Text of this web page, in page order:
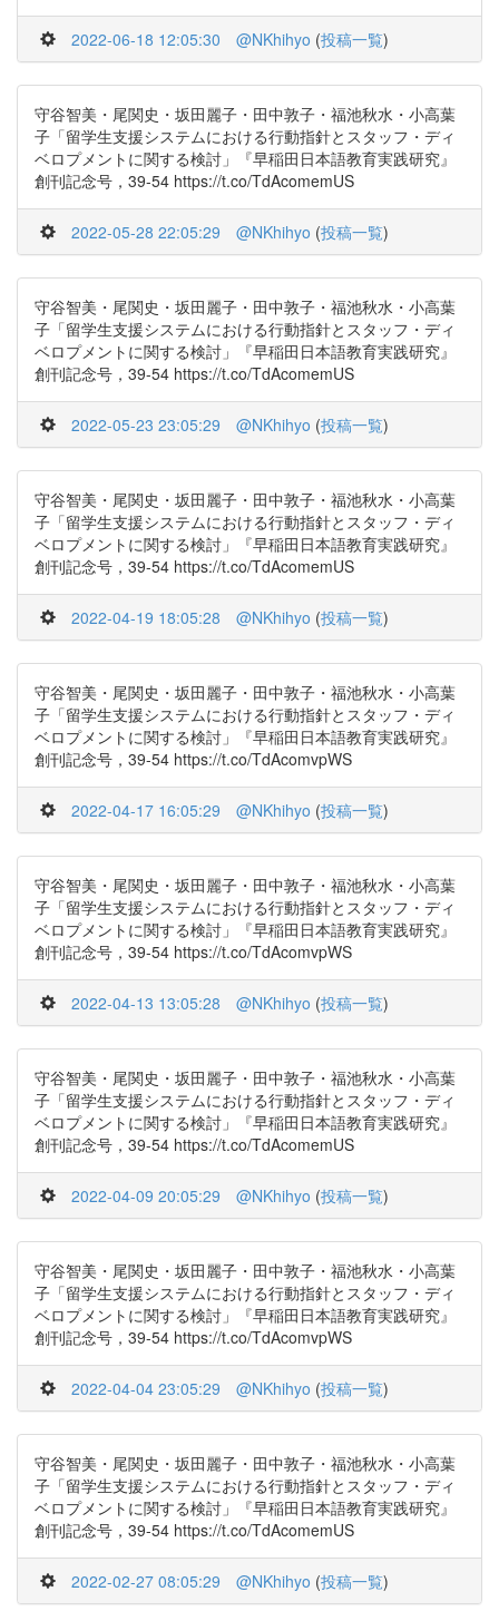
2022-06-18 12:05:30 @NKhihyo (投稿一覧)
守谷智美・尾関史・坂田麗子・田中敦子・福池秋水・小高葉
子「留学生支援システムにおける行動指針とスタッフ・ディ
ベロプメントに関する検討」『早稲田日本語教育実践研究』
創刊記念号，39-54 https://t.co/TdAcomemUS
2022-05-28 22:05:29 @NKhihyo (投稿一覧)
守谷智美・尾関史・坂田麗子・田中敦子・福池秋水・小高葉
子「留学生支援システムにおける行動指針とスタッフ・ディ
ベロプメントに関する検討」『早稲田日本語教育実践研究』
創刊記念号，39-54 https://t.co/TdAcomemUS
2022-05-23 23:05:29 @NKhihyo (投稿一覧)
守谷智美・尾関史・坂田麗子・田中敦子・福池秋水・小高葉
子「留学生支援システムにおける行動指針とスタッフ・ディ
ベロプメントに関する検討」『早稲田日本語教育実践研究』
創刊記念号，39-54 https://t.co/TdAcomemUS
2022-04-19 18:05:28 @NKhihyo (投稿一覧)
守谷智美・尾関史・坂田麗子・田中敦子・福池秋水・小高葉
子「留学生支援システムにおける行動指針とスタッフ・ディ
ベロプメントに関する検討」『早稲田日本語教育実践研究』
創刊記念号，39-54 https://t.co/TdAcomvpWS
2022-04-17 16:05:29 @NKhihyo (投稿一覧)
守谷智美・尾関史・坂田麗子・田中敦子・福池秋水・小高葉
子「留学生支援システムにおける行動指針とスタッフ・ディ
ベロプメントに関する検討」『早稲田日本語教育実践研究』
創刊記念号，39-54 https://t.co/TdAcomvpWS
2022-04-13 13:05:28 @NKhihyo (投稿一覧)
守谷智美・尾関史・坂田麗子・田中敦子・福池秋水・小高葉
子「留学生支援システムにおける行動指針とスタッフ・ディ
ベロプメントに関する検討」『早稲田日本語教育実践研究』
創刊記念号，39-54 https://t.co/TdAcomemUS
2022-04-09 20:05:29 @NKhihyo (投稿一覧)
守谷智美・尾関史・坂田麗子・田中敦子・福池秋水・小高葉
子「留学生支援システムにおける行動指針とスタッフ・ディ
ベロプメントに関する検討」『早稲田日本語教育実践研究』
創刊記念号，39-54 https://t.co/TdAcomvpWS
2022-04-04 23:05:29 @NKhihyo (投稿一覧)
守谷智美・尾関史・坂田麗子・田中敦子・福池秋水・小高葉
子「留学生支援システムにおける行動指針とスタッフ・ディ
ベロプメントに関する検討」『早稲田日本語教育実践研究』
創刊記念号，39-54 https://t.co/TdAcomemUS
2022-02-27 08:05:29 @NKhihyo (投稿一覧)